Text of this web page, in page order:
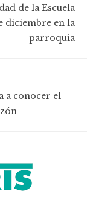
de la Escuela
diciembre en la
parroquia
a conocer el